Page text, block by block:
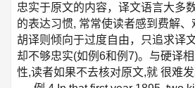
忠实于原文的内容，译文语言大多
的表达习惯, 常常使读者感到费解、
胡译则倾向于过度自由，只追求译
却不够忠实(如例6和例7)。与硬译
性,读者如果不去核对原文,就 很难发